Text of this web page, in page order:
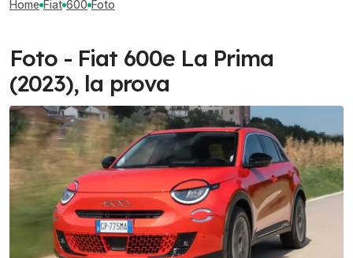
Home Fiat 600 Foto
Foto - Fiat 600e La Prima
(2023), la prova